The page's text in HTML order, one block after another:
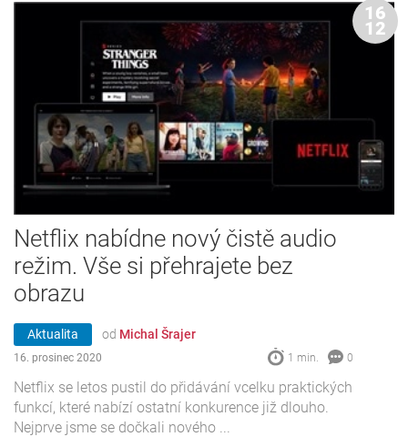
Netflix nabídne nový čistě audio
režim. Vše si přehrajete bez
obrazu
Aktualita od Michal Šrajer
16. prosinec 2020 1 min. 0
Netflix se letos pustil do přidávání vcelku praktických
funkcí, které nabízí ostatní konkurence již dlouho.
Nejprve jsme se dočkali nového ...
16
12